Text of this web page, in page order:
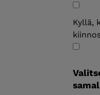
Kyllä,